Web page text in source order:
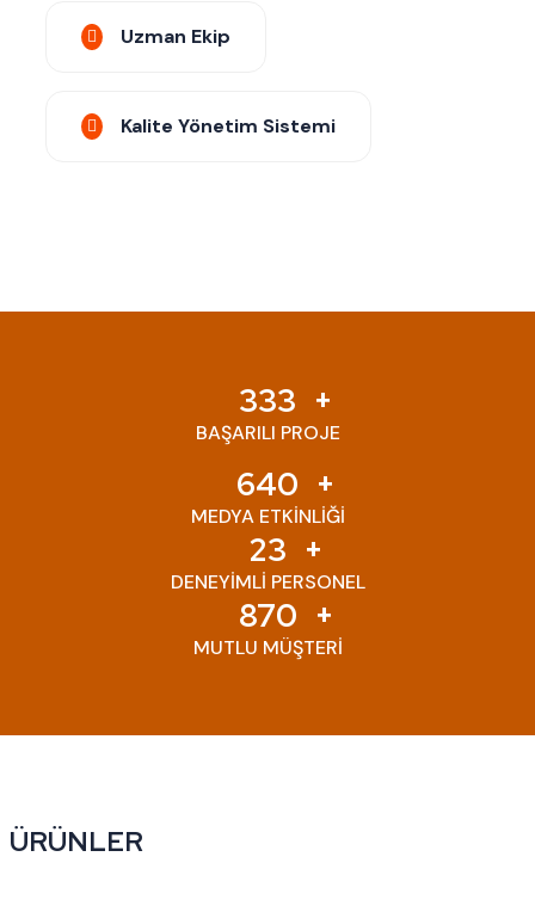
Uzman Ekip
Kalite Yönetim Sistemi
333
BAŞARILI PROJE
640
MEDYA ETKİNLİĞİ
23
DENEYİMLİ PERSONEL
870
MUTLU MÜŞTERİ
ÜRÜNLER